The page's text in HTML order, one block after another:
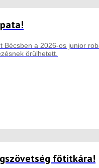
a 2026-os junior
örülhetett.
főtitkára!